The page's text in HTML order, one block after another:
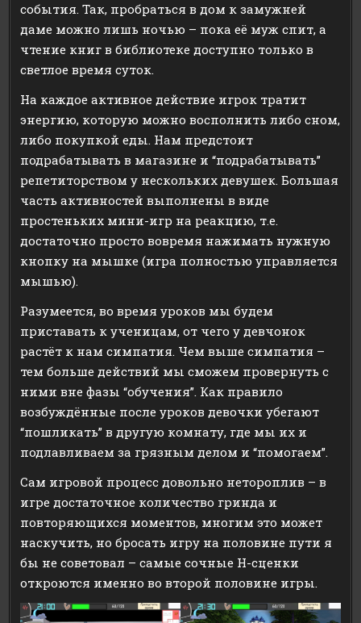
события. Так, пробраться в дом к замужней
даме можно лишь ночью – пока её муж спит, а
чтение книг в библиотеке доступно только в
светлое время суток.
На каждое активное действие игрок тратит
энергию, которую можно восполнить либо сном,
либо покупкой еды. Нам предстоит
подрабатывать в магазине и “подрабатывать”
репетиторством у нескольких девушек. Большая
часть активностей выполнены в виде
простеньких мини-игр на реакцию, т.е.
достаточно просто вовремя нажимать нужную
кнопку на мышке (игра полностью управляется
мышью).
Разумеется, во время уроков мы будем
приставать к ученицам, от чего у девчонок
растёт к нам симпатия. Чем выше симпатия –
тем больше действий мы сможем провернуть с
ними вне фазы “обучения”. Как правило
возбуждённые после уроков девочки убегают
“пошликать” в другую комнату, где мы их и
подлавливаем за грязным делом и “помогаем”.
Сам игровой процесс довольно нетороплив – в
игре достаточное количество гринда и
повторяющихся моментов, многим это может
наскучить, но бросать игру на половине пути я
бы не советовал – самые сочные H-сценки
откроются именно во второй половине игры.